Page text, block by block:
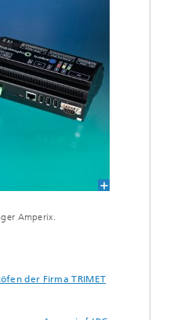
Amperix.
der Firma TRIMET